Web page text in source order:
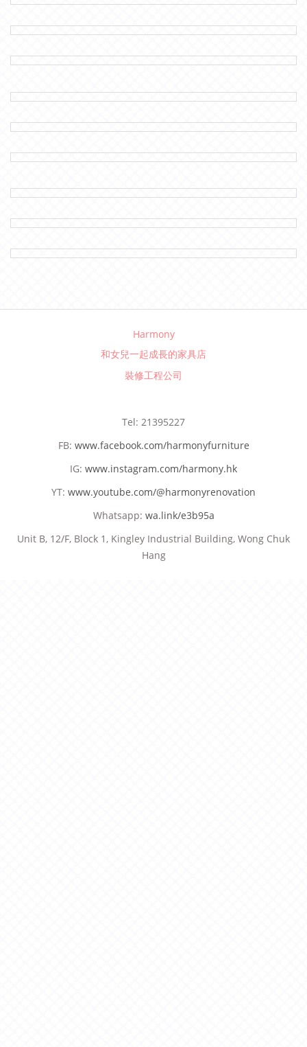
Harmony
和女兒一起成長的家具店
裝修工程公司
Tel: 21395227
FB: www.facebook.com/harmonyfurniture
IG: www.instagram.com/harmony.hk
YT: www.youtube.com/@harmonyrenovation
Whatsapp: wa.link/e3b95a
Unit B, 12/F, Block 1, Kingley Industrial Building, Wong Chuk
Hang